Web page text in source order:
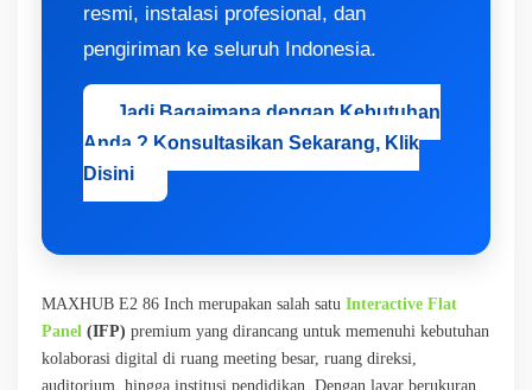
resmi, instalasi profesional, dan
pengiriman ke seluruh Indonesia.
Jadi Bagaimana dengan Kebutuhan
Anda ? Konsultasikan Sekarang, Klik
Disini
MAXHUB E2 86 Inch merupakan salah satu Interactive Flat
Panel (IFP) premium yang dirancang untuk memenuhi kebutuhan
kolaborasi digital di ruang meeting besar, ruang direksi,
auditorium, hingga institusi pendidikan. Dengan layar berukuran